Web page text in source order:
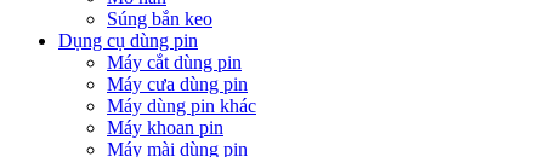
Súng bắn keo
Dụng cụ dùng pin
Máy cắt dùng pin
Máy cưa dùng pin
Máy dùng pin khác
Máy khoan pin
Máy mài dùng pin